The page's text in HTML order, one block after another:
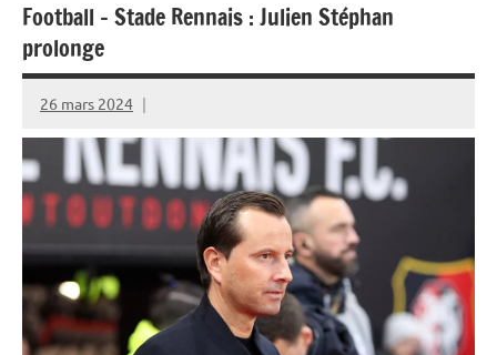
Football – Stade Rennais : Julien Stéphan
prolonge
26 mars 2024
Rédaction
JRS